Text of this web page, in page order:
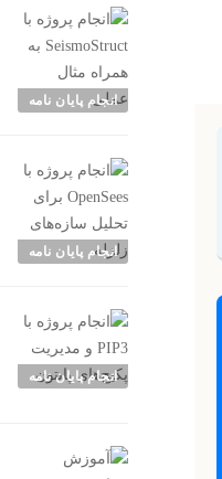
انجام پایان نامه
انجام پایان نامه
انجام پایان نامه